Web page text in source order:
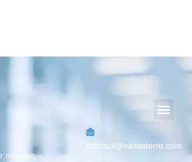
mission
contact@oasisderm.com